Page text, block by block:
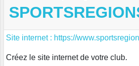
Site internet : https://
Créez le site internet de votre club.